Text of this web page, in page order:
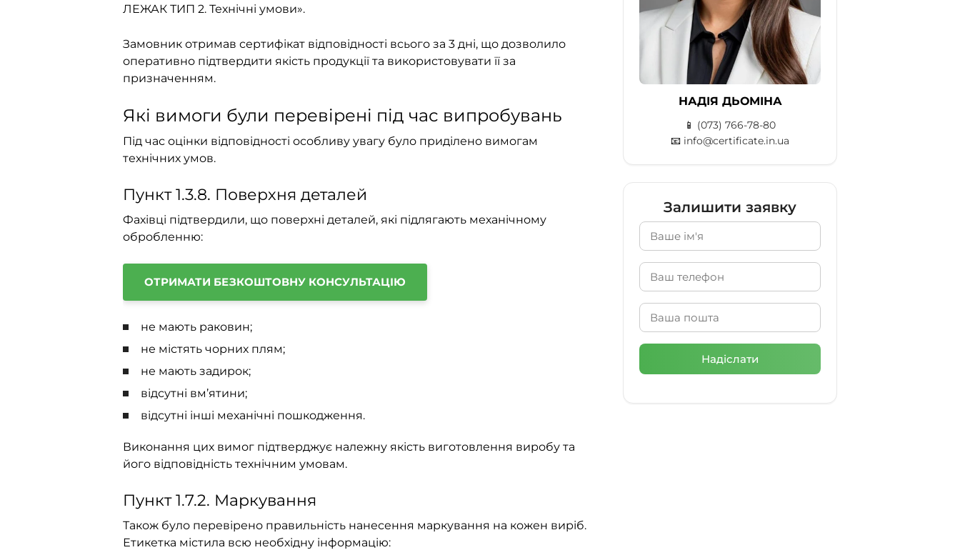
ЛЕЖАК ТИП 2. Технічні умови».
Замовник отримав сертифікат відповідності всього за 3 дні, що дозволило
оперативно підтвердити якість продукції та використовувати її за
призначенням.
Які вимоги були перевірені під час випробувань
Під час оцінки відповідності особливу увагу було приділено вимогам
технічних умов.
Пункт 1.3.8. Поверхня деталей
Фахівці підтвердили, що поверхні деталей, які підлягають механічному
обробленню:
ОТРИМАТИ БЕЗКОШТОВНУ КОНСУЛЬТАЦІЮ
не мають раковин;
не містять чорних плям;
не мають задирок;
відсутні вм’ятини;
відсутні інші механічні пошкодження.
Виконання цих вимог підтверджує належну якість виготовлення виробу та
його відповідність технічним умовам.
Пункт 1.7.2. Маркування
Також було перевірено правильність нанесення маркування на кожен виріб.
Етикетка містила всю необхідну інформацію:
НАДІЯ ДЬОМІНА
📱 (073) 766-78-80
📧 info@certificate.in.ua
Залишити заявку